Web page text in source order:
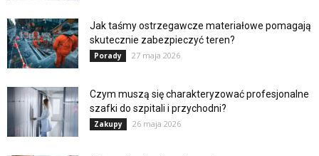
Jak taśmy ostrzegawcze materiałowe pomagają
skutecznie zabezpieczyć teren?
Porady 27 maja 2026
Czym muszą się charakteryzować profesjonalne
szafki do szpitali i przychodni?
Zakupy 26 maja 2026